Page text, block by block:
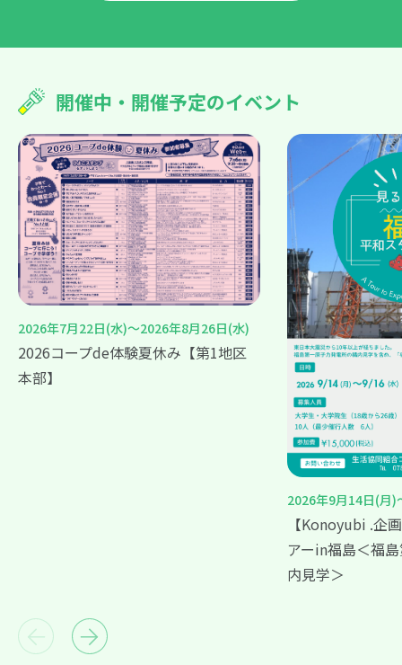
開催中・開催予定のイベント
2026年7月22日(水)～2026年8月26日(水)
2026コープde体験夏休み【第1地区
本部】
2026年9月14日(月
【Konoyubi .企
アーin福島＜福
内見学＞